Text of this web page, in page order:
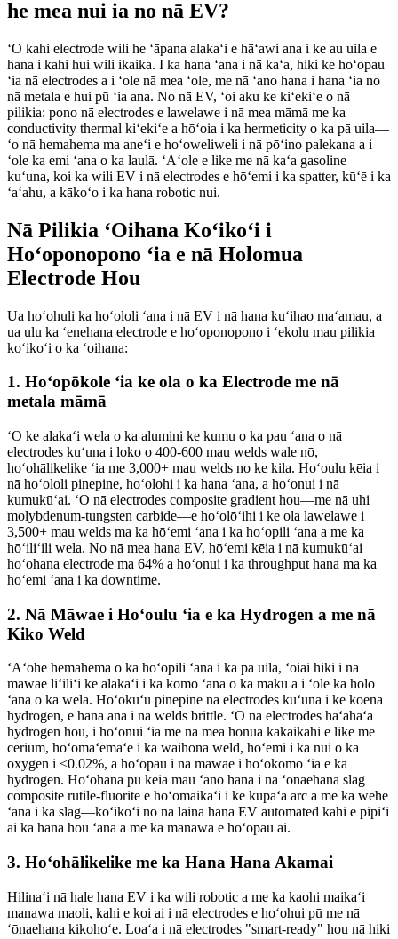
he mea nui ia no nā EV?
ʻO kahi electrode wili he ʻāpana alakaʻi e hāʻawi ana i ke au uila e
hana i kahi hui wili ikaika. I ka hana ʻana i nā kaʻa, hiki ke hoʻopau
ʻia nā electrodes a i ʻole nā ​​​​​​mea ʻole, me nā ʻano hana i hana ʻia no
nā metala e hui pū ʻia ana. No nā EV, ʻoi aku ke kiʻekiʻe o nā
pilikia: pono nā electrodes e lawelawe i nā mea māmā me ka
conductivity thermal kiʻekiʻe a hōʻoia i ka hermeticity o ka pā uila—
ʻo nā hemahema ma aneʻi e hoʻoweliweli i nā pōʻino palekana a i
ʻole ka emi ʻana o ka laulā. ʻAʻole e like me nā kaʻa gasoline
kuʻuna, koi ka wili EV i nā electrodes e hōʻemi i ka spatter, kūʻē i ka
ʻaʻahu, a kākoʻo i ka hana robotic nui.
Nā Pilikia ʻOihana Koʻikoʻi i
Hoʻoponopono ʻia e nā Holomua
Electrode Hou
Ua hoʻohuli ka hoʻololi ʻana i nā EV i nā hana kuʻihao maʻamau, a
ua ulu ka ʻenehana electrode e hoʻoponopono i ʻekolu mau pilikia
koʻikoʻi o ka ʻoihana:
1. Hoʻopōkole ʻia ke ola o ka Electrode me nā
metala māmā
ʻO ke alakaʻi wela o ka alumini ke kumu o ka pau ʻana o nā
electrodes kuʻuna i loko o 400-600 mau welds wale nō,
hoʻohālikelike ʻia me 3,000+ mau welds no ke kila. Hoʻoulu kēia i
nā hoʻololi pinepine, hoʻolohi i ka hana ʻana, a hoʻonui i nā
kumukūʻai. ʻO nā electrodes composite gradient hou—me nā uhi
molybdenum-tungsten carbide—e hoʻolōʻihi i ke ola lawelawe i
3,500+ mau welds ma ka hōʻemi ʻana i ka hoʻopili ʻana a me ka
hōʻiliʻili wela. No nā mea hana EV, hōʻemi kēia i nā kumukūʻai
hoʻohana electrode ma 64% a hoʻonui i ka throughput hana ma ka
hoʻemi ʻana i ka downtime.
2. Nā Māwae i Hoʻoulu ʻia e ka Hydrogen a me nā
Kiko Weld
ʻAʻohe hemahema o ka hoʻopili ʻana i ka pā uila, ʻoiai hiki i nā
māwae liʻiliʻi ke alakaʻi i ka komo ʻana o ka makū a i ʻole ka holo
ʻana o ka wela. Hoʻokuʻu pinepine nā electrodes kuʻuna i ke koena
hydrogen, e hana ana i nā welds brittle. ʻO nā electrodes haʻahaʻa
hydrogen hou, i hoʻonui ʻia me nā mea honua kakaikahi e like me
cerium, hoʻomaʻemaʻe i ka waihona weld, hoʻemi i ka nui o ka
oxygen i ≤0.02%, a hoʻopau i nā māwae i hoʻokomo ʻia e ka
hydrogen. Hoʻohana pū kēia mau ʻano hana i nā ʻōnaehana slag
composite rutile-fluorite e hoʻomaikaʻi i ke kūpaʻa arc a me ka wehe
ʻana i ka slag—koʻikoʻi no nā laina hana EV automated kahi e pipiʻi
ai ka hana hou ʻana a me ka manawa e hoʻopau ai.
3. Hoʻohālikelike me ka Hana Hana Akamai
Hilinaʻi nā hale hana EV i ka wili robotic a me ka kaohi maikaʻi
manawa maoli, kahi e koi ai i nā electrodes e hoʻohui pū me nā
ʻōnaehana kikohoʻe. Loaʻa i nā electrodes "smart-ready" hou nā hiki